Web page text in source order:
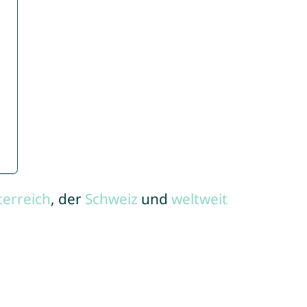
, der Schweiz und weltweit